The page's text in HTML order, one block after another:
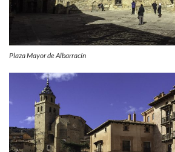
Plaza Mayor de Albarracín